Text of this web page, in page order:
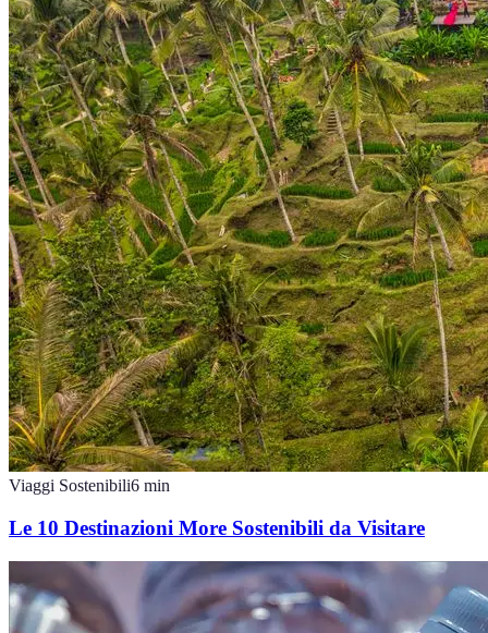
Viaggi Sostenibili6 min
Le 10 Destinazioni More Sostenibili da Visitare